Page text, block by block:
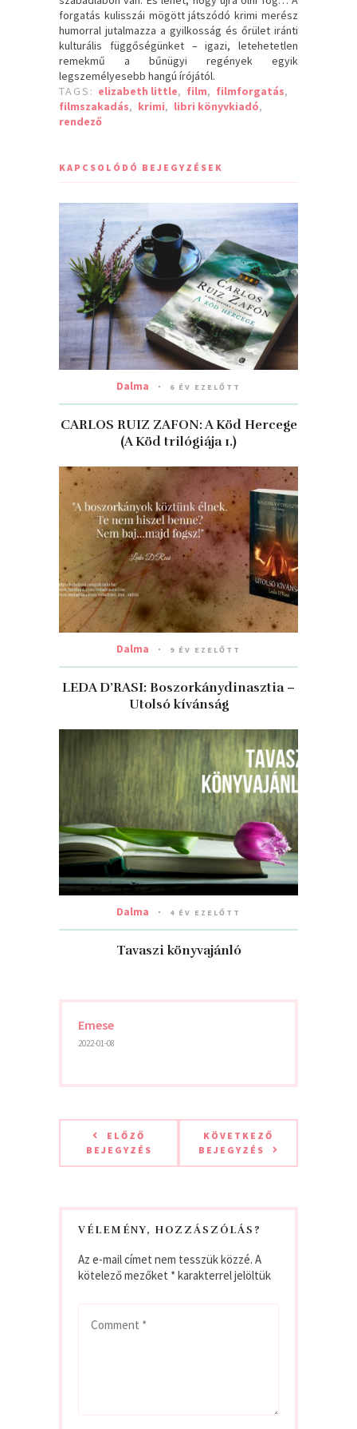
forgatás kulisszái mögött játszódó krimi merész
humorral jutalmazza a gyilkosság és őrület iránti
kulturális függőségünket – igazi, letehetetlen
remekmű a bűnügyi regények egyik
legszemélyesebb hangú írójától.
TAGS: elizabeth little, film, filmforgatás,
filmszakadás, krimi, libri könyvkiadó,
rendező
KAPCSOLÓDÓ BEJEGYZÉSEK
Dalma 6 ÉV EZELŐTT
CARLOS RUIZ ZAFON: A ​Köd Hercege
(A Köd trilógiája 1.)
Dalma 9 ÉV EZELŐTT
LEDA D’RASI: Boszorkánydinasztia –
Utolsó kívánság
Dalma 4 ÉV EZELŐTT
Tavaszi könyvajánló
Emese
2022-01-08
ELŐZŐ
BEJEGYZÉS
KÖVETKEZŐ
BEJEGYZÉS
VÉLEMÉNY, HOZZÁSZÓLÁS?
Az e-mail címet nem tesszük közzé. A
kötelező mezőket *karakterrel jelöltük